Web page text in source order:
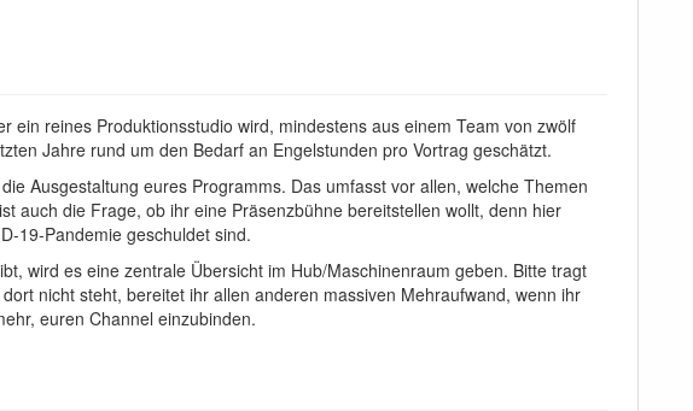
reines Produktionsstudio wird, mindestens aus einem Team von zwölf
Jahre rund um den Bedarf an Engelstunden pro Vortrag geschätzt.
Ausgestaltung eures Programms. Das umfasst vor allen, welche Themen
auch die Frage, ob ihr eine Präsenzbühne bereitstellen wollt, denn hier
19-Pandemie geschuldet sind.
wird es eine zentrale Übersicht im Hub/Maschinenraum geben. Bitte tragt
nicht steht, bereitet ihr allen anderen massiven Mehraufwand, wenn ihr
euren Channel einzubinden.